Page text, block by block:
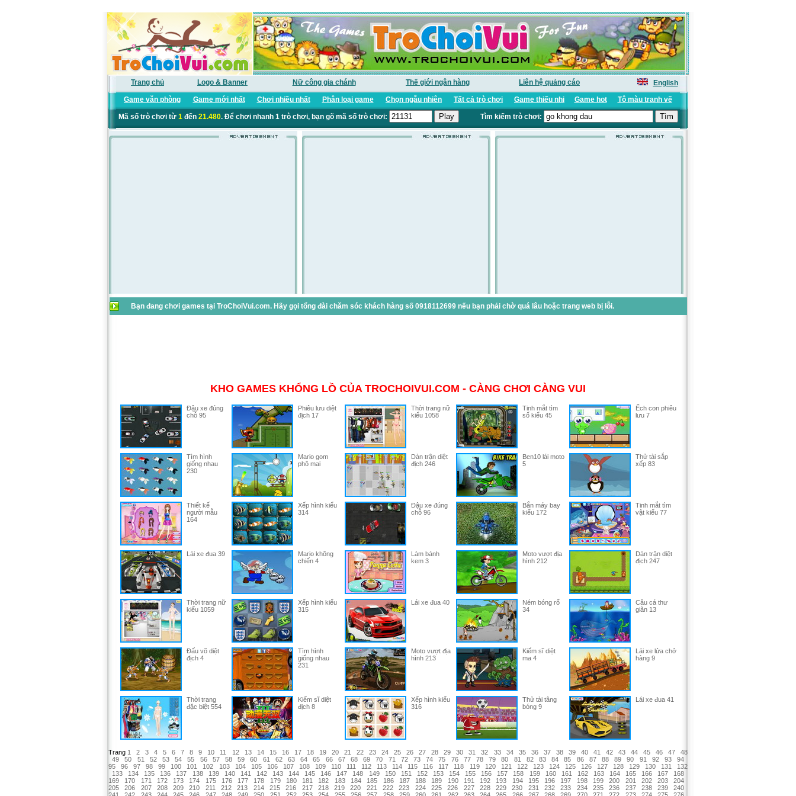
Trang chủ Logo & Banner Nữ công gia chánh Thế giới ngân hàng Liên hệ quảng cáo
English
Game văn phòng
Game mới nhất Chơi nhiều nhất Phân loại game Chọn ngẫu nhiên Tất cả trò chơi Game thiếu nhi Game hot Tô màu tranh vẽ
Mã số trò chơi từ 1đến 21.480. Để chơi nhanh 1 trò chơi, bạn gõ mã số trò chơi: Tìm kiếm trò chơi:
Bạn đang chơi games tại TroChoiVui.com. Hãy gọi tổng đài chăm sóc khách hàng số 0918112699 nếu bạn phải chờ quá lâu hoặc trang web bị lỗi.
KHO GAMES KHỔNG LỒ CỦA TROCHOIVUI.COM - CÀNG CHƠI CÀNG VUI
Đậu xe đúng
chỗ 95
Phiêu lưu diệt
địch 17
Thời trang nữ
kiểu 1058
Tinh mắt tìm
số kiểu 45
Ếch con phiêu
lưu 7
Tìm hình
giống nhau
230
Mario gom
phô mai
Dàn trận diệt
địch 246
Ben10 lái moto
5
Thử tài sắp
xếp 83
Thiết kế
người mẫu
164
Xếp hình kiểu
314
Đậu xe đúng
chỗ 96
Bắn máy bay
kiểu 172
Tinh mắt tìm
vật kiểu 77
Lái xe đua 39
Mario không
chiến 4
Làm bánh
kem 3
Moto vượt địa
hình 212
Dàn trận diệt
địch 247
Thời trang nữ
kiểu 1059
Xếp hình kiểu
315
Lái xe đua 40
Ném bóng rổ
34
Câu cá thư
giãn 13
Đấu võ diệt
địch 4
Tìm hình
giống nhau
231
Moto vượt địa
hình 213
Kiếm sĩ diệt
ma 4
Lái xe lửa chở
hàng 9
Thời trang
đặc biệt 554
Kiếm sĩ diệt
địch 8
Xếp hình kiểu
316
Thử tài tâng
bóng 9
Lái xe đua 41
Trang 1 2 3 4 5 6 7 8 9 10 11 12 13 14 15 16 17 18 19 20 21 22 23 24 25 26 27 28 29 30 31 32 33 34 35 36 37 38 39 40 41 42 43 44 45 46 47
48
49
50 51 52 53 54 55 56 57 58 59 60 61 62 63 64 65 66 67 68 69 70 71 72 73 74 75 76 77 78 79 80 81 82 83 84 85 86 87 88 89 90 91 92 93
94
95
96 97 98 99 100 101 102 103 104 105 106 107 108 109 110 111 112 113 114 115 116 117 118 119 120 121 122 123 124 125 126 127 128 129 130 131
132
133
134 135 136 137 138 139 140 141 142 143 144 145 146 147 148 149 150 151 152 153 154 155 156 157 158 159 160 161 162 163 164 165 166 167
168
169
170 171 172 173 174 175 176 177 178 179 180 181 182 183 184 185 186 187 188 189 190 191 192 193 194 195 196 197 198 199 200 201 202 203
204
205
206 207 208 209 210 211 212 213 214 215 216 217 218 219 220 221 222 223 224 225 226 227 228 229 230 231 232 233 234 235 236 237 238 239
240